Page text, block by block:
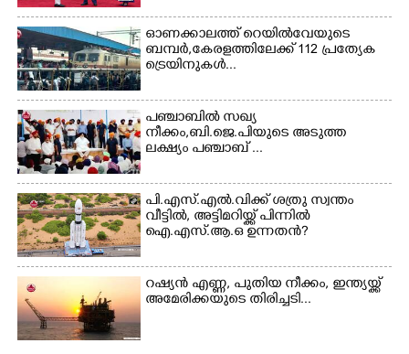
ഓണക്കാലത്ത് റെയിൽവേയുടെ
ബമ്പർ,കേരളത്തിലേക്ക് 112 പ്രത്യേക
ട്രെയിനുകൾ...
പഞ്ചാബില്‍ സഖ്യ
നീക്കം,ബി.ജെ.പിയുടെ അടുത്ത
ലക്ഷ്യം പഞ്ചാബ് ...
പി.എസ്.എൽ.വിക്ക് ശത്രു സ്വന്തം
വീട്ടിൽ, അട്ടിമറിയ്ക്ക് പിന്നിൽ
ഐ.എസ്.ആ.ഒ ഉന്നതൻ?
റഷ്യൻ എണ്ണ, പുതിയ നീക്കം, ഇന്ത്യയ്ക്ക്
അമേരിക്കയുടെ തിരിച്ചടി...
Copy Link